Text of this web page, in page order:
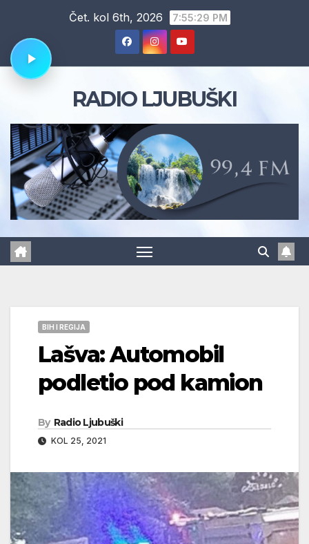
content
Čet. kol 6th, 2026 7:55:29 PM
RADIO LJUBUŠKI
BIH I REGIJA
Lašva: Automobil
podletio pod kamion
By Radio Ljubuški
KOL 25, 2021